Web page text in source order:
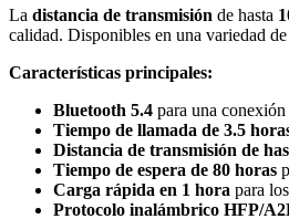
La distancia de transmisión de hasta
calidad. Disponibles en una variedad
Características principales:
Bluetooth 5.4 para una
Tiempo de llamada de 3.5
Distancia de transmisión de
Tiempo de espera de 80 horas
Carga rápida en 1 hora para
Protocolo inalámbrico HFP/